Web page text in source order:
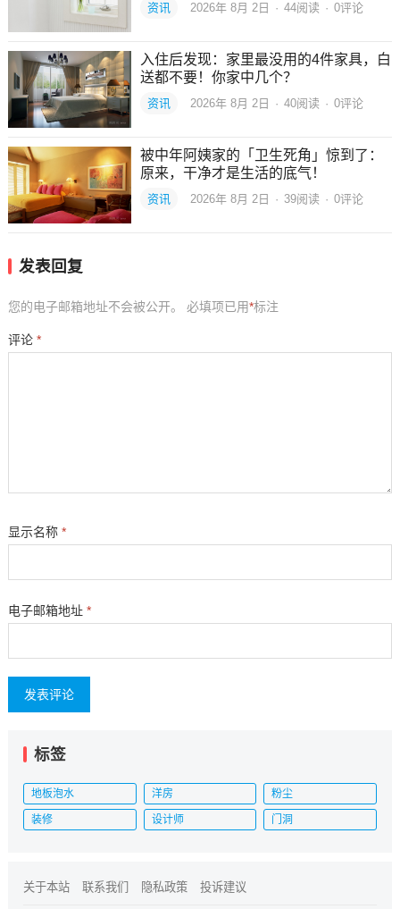
资讯 2026年 8月 2日 · 44阅读 · 0评论
入住后发现：家里最没用的4件家具，白
送都不要！你家中几个？
资讯 2026年 8月 2日 · 40阅读 · 0评论
被中年阿姨家的「卫生死角」惊到了：
原来，干净才是生活的底气！
资讯 2026年 8月 2日 · 39阅读 · 0评论
发表回复
您的电子邮箱地址不会被公开。 必填项已用*标注
评论 *
显示名称 *
电子邮箱地址 *
标签
地板泡水 洋房 粉尘
装修 设计师 门洞
关于本站 联系我们 隐私政策 投诉建议